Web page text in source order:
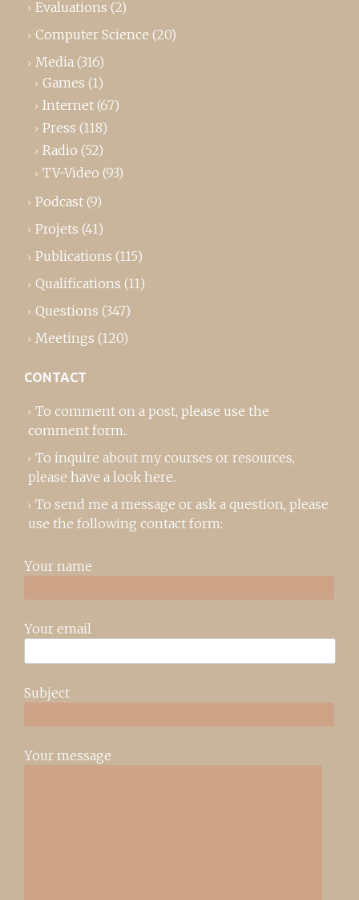
Evaluations (2)
Computer Science (20)
Media (316)
Games (1)
Internet (67)
Press (118)
Radio (52)
TV-Video (93)
Podcast (9)
Projets (41)
Publications (115)
Qualifications (11)
Questions (347)
Meetings (120)
CONTACT
To comment on a post, please use the
comment form..
To inquire about my courses or resources,
please have a look here.
To send me a message or ask a question, please
use the following contact form:
Your name
Your email
Subject
Your message